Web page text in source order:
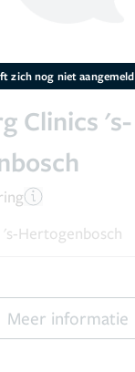
zich nog niet aangemeld
Clinics 's-
's-Hertogenbosch
Meer informatie